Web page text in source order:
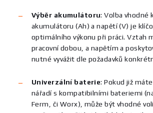
Výběr akumulátoru: Volba vhodné
akumulátoru (Ah) a napětí (V) je
optimálního výkonu při práci. Vztah
pracovní dobou, a napětím a
nutné vyvážit dle požadavků
Univerzální baterie: Pokud již
nářadí s kompatibilními bateriemi
Ferm, či Worx), může být vhodné